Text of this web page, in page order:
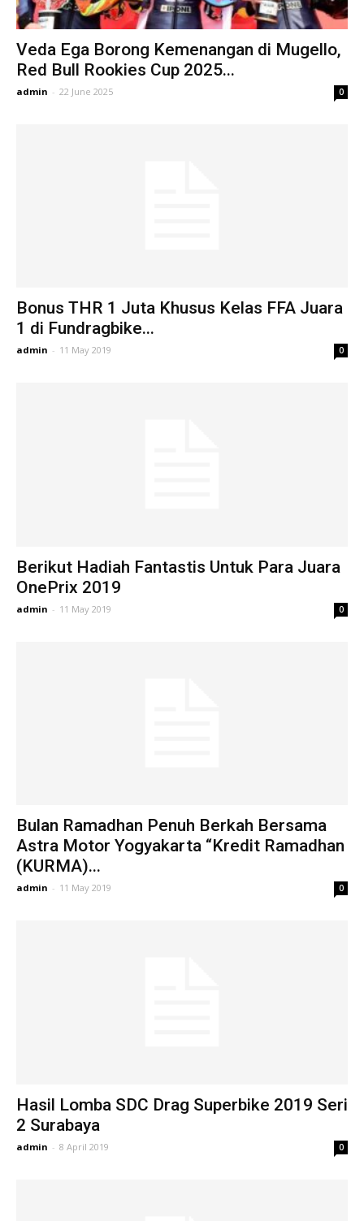
Veda Ega Borong Kemenangan di Mugello,
Red Bull Rookies Cup 2025...
admin - 22 June 2025 0
Bonus THR 1 Juta Khusus Kelas FFA Juara
1 di Fundragbike...
admin - 11 May 2019 0
Berikut Hadiah Fantastis Untuk Para Juara
OnePrix 2019
admin - 11 May 2019 0
Bulan Ramadhan Penuh Berkah Bersama
Astra Motor Yogyakarta “Kredit Ramadhan
(KURMA)...
admin - 11 May 2019 0
Hasil Lomba SDC Drag Superbike 2019 Seri
2 Surabaya
admin - 8 April 2019 0